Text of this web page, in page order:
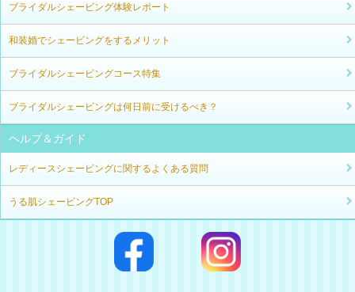
ブライダルシェービング体験レポート
和装婚でシェービングをするメリット
ブライダルシェービングコース特集
ブライダルシェービングは何日前に受けるべき？
ヘルプ＆ガイド
レディースシェービングに関するよくある質問
うる肌シェービングTOP